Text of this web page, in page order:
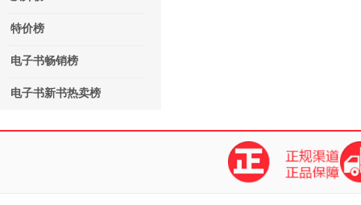
特价榜
电子书畅销榜
电子书新书热卖榜